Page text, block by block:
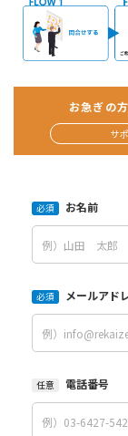
お急ぎの
サ
必須 お名前
必須 メールアド
任意 電話番号